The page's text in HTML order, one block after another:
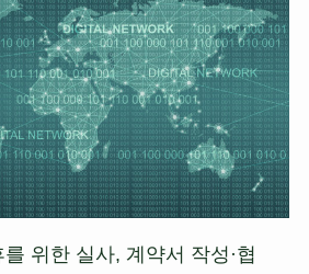
위한 실사, 계약서 작성·협